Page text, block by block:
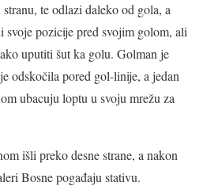
te odlazi daleko od gola, a
svoje pozicije pred svojim golom, ali
uputiti šut ka golu. Golman je
odskočila pored gol-linije, a jedan
ubacuju loptu u svoju mrežu za
išli preko desne strane, a nakon
Bosne pogađaju stativu.